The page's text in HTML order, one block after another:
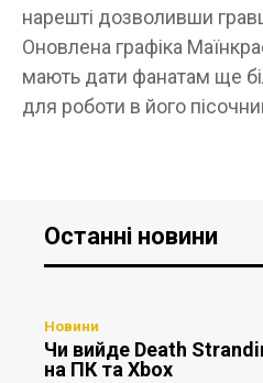
нарешті дозволивши
Оновлена ​​графіка
мають дати фанатам ще
для роботи в його
Останні новини
Новини
Чи вийде Death
на ПК та Xbox